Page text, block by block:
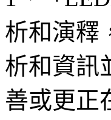
析和演釋
析和資訊
善或更正